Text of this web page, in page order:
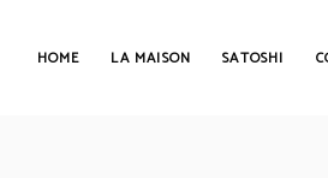
HOME LA MAISON SATOSHI